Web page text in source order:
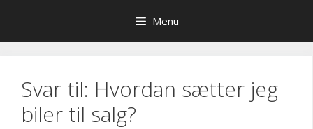
indhold
Menu
Svar til: Hvordan sætter jeg
biler til salg?